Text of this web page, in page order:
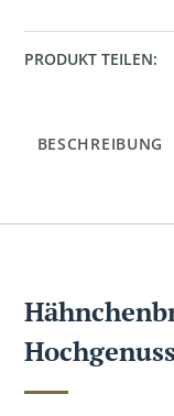
PRODUKT TEILEN:
BESCHREIBUNG